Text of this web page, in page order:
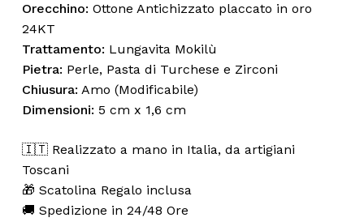
Orecchino: Ottone Antichizzato placcato in oro
24KT
Trattamento: Lungavita Mokilù
Pietra: Perle, Pasta di Turchese e Zirconi
Chiusura: Amo (Modificabile)
Dimensioni: 5 cm x 1,6 cm
🇮🇹 Realizzato a mano in Italia, da artigiani
Toscani
🎁 Scatolina Regalo inclusa
🚚 Spedizione in 24/48 Ore